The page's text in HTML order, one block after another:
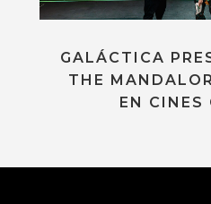
GALÁCTICA
THE
EN CINES